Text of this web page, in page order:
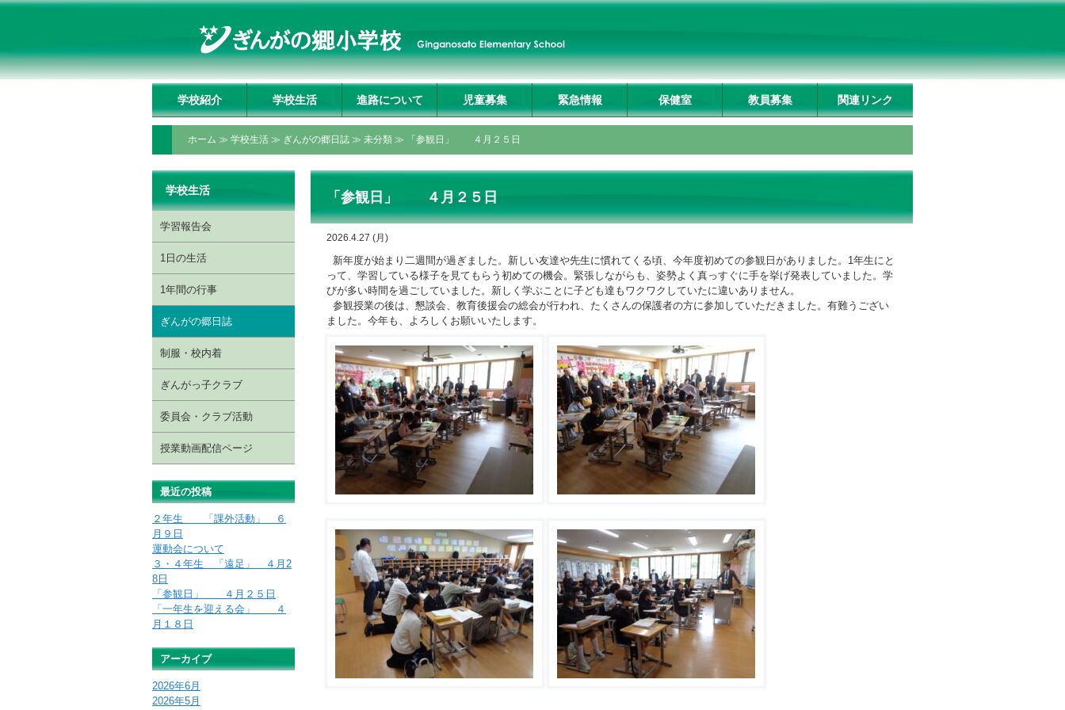
学校紹介 学校生活 進路について 児童募集
見学
ー
緊急情報 保健室 教員募集 関連リンク
ホーム ≫ 学校生活 ≫ ぎんがの郷日誌 ≫ 未分類 ≫ 「参観日」 ４月２５日
「参観日」 ４月２５日
2026.4.27 (月)
新年度が始まり二週間が過ぎました。新しい友達や先生に慣れてくる頃、今年度初めての参観日がありました。 1年生にと
って、学習している様子を見てもらう初めての機会。緊張しながらも、姿勢よく真っすぐに手を挙げ発表していました。学
びが多い時間を過ごしていました。新しく学ぶことに子ども達もワクワクしていたに違いありません。
参観授業の後は、懇談会、教育後援会の総会が行われ、たくさんの保護者の方に参加していただきました。有難うござい
ました。今年も、よろしくお願いいたします。
学校生活
学習報告会
1日の生活
1年間の行事
ぎんがの郷日誌
制服・校内着
ぎんがっ子クラブ
委員会・クラブ活動
授業動画配信ページ
最近の投稿
２年生 「課外活動」 ６
月９日
運動会について
３・４年生 「遠足」 ４月2
8日
「参観日」 ４月２５日
「一年生を迎える会」 ４
月１８日
アーカイブ
2026年6月
2026年5月